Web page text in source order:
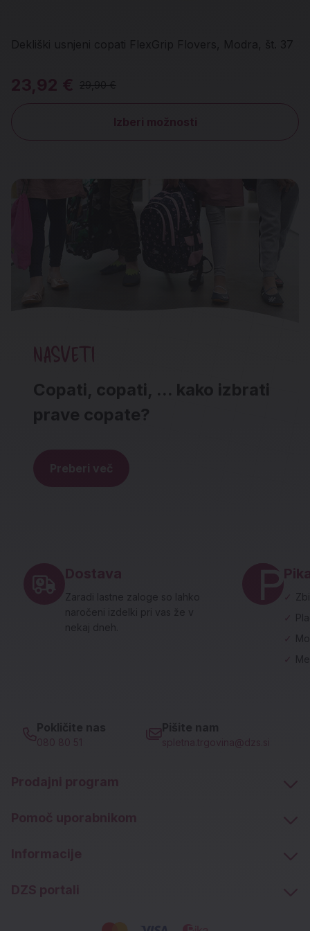
Dekliški usnjeni copati FlexGrip Flovers, Modra, št. 37
23,92 € 29,90 €
Izberi možnosti
NASVETI
Copati, copati, ... kako izbrati
prave copate?
Preberi več
Dostava
Zaradi lastne zaloge so lahko
naročeni izdelki pri vas že v
nekaj dneh.
Pokličite nas
080 80 51
Pišite nam
spletna.trgovina@dzs.si
Prodajni program
Pomoč uporabnikom
Informacije
DZS portali